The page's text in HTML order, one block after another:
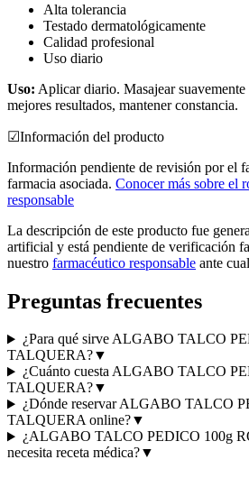
Alta tolerancia
Testado dermatológicamente
Calidad profesional
Uso diario
Uso: Aplicar diario. Masajear suavemente
mejores resultados, mantener constancia.
☑Información del producto
Información pendiente de revisión por el
farmacia asociada. Conocer más sobre el
responsable
La descripción de este producto fue
artificial y está pendiente de verificación
nuestro farmacéutico responsable ante
Preguntas frecuentes
¿Para qué sirve ALGABO TALCO
TALQUERA?▼
¿Cuánto cuesta ALGABO TALCO
TALQUERA?▼
¿Dónde reservar ALGABO TALCO
TALQUERA online?▼
¿ALGABO TALCO PEDICO 100g
necesita receta médica?▼